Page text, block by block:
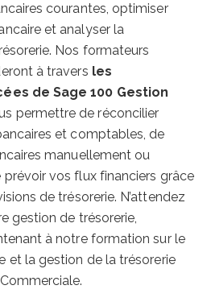
courantes, optimiser
et analyser la
Nos formateurs
à travers les
de Sage 100 Gestion
permettre de réconcilier
et comptables, de
manuellement ou
vos flux financiers grâce
de trésorerie. N’attendez
gestion de trésorerie,
à notre formation sur le
et la gestion de la trésorerie